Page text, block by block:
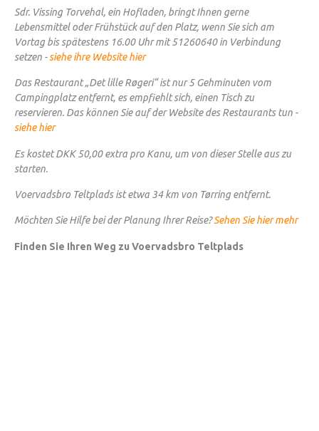
Sdr. Vissing Torvehal, ein Hofladen, bringt Ihnen gerne
Lebensmittel oder Frühstück auf den Platz, wenn Sie sich am
Vortag bis spätestens 16.00 Uhr mit 51260640 in Verbindung
setzen -siehe ihre Website hier
Das Restaurant „Det lille Røgeri“ ist nur 5 Gehminuten vom
Campingplatz entfernt, es empfiehlt sich, einen Tisch zu
reservieren. Das können Sie auf der Website des Restaurants tun -
siehe hier
Es kostet DKK 50,00 extra pro Kanu, um von dieser Stelle aus zu
starten.
Voervadsbro Teltplads ist etwa 34 km von Tørring entfernt.
Möchten Sie Hilfe bei der Planung Ihrer Reise?Sehen Sie hier mehr
Finden Sie Ihren Weg zu Voervadsbro Teltplads